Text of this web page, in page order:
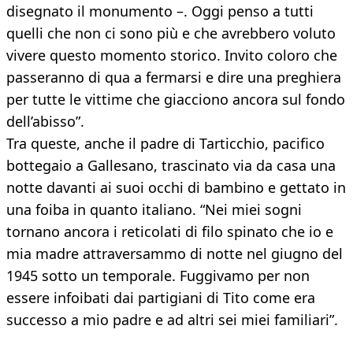
disegnato il monumento –. Oggi penso a tutti
quelli che non ci sono più e che avrebbero voluto
vivere questo momento storico. Invito coloro che
passeranno di qua a fermarsi e dire una preghiera
per tutte le vittime che giacciono ancora sul fondo
dell’abisso”.
Tra queste, anche il padre di Tarticchio, pacifico
bottegaio a Gallesano, trascinato via da casa una
notte davanti ai suoi occhi di bambino e gettato in
una foiba in quanto italiano. “Nei miei sogni
tornano ancora i reticolati di filo spinato che io e
mia madre attraversammo di notte nel giugno del
1945 sotto un temporale. Fuggivamo per non
essere infoibati dai partigiani di Tito come era
successo a mio padre e ad altri sei miei familiari”.